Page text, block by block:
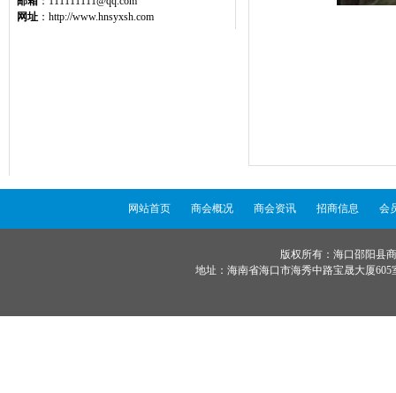
网址 ：http://www.hnsyxsh.com
网站首页 商会概况 商会资讯 招商信息 会
版权所有：海口邵阳
地址：海南省海口市海秀中路宝晟大厦